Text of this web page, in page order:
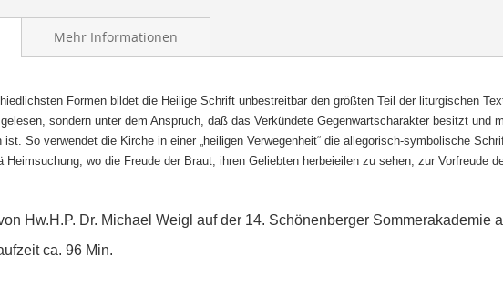
Formen bildet die Heilige Schrift unbestreitbar den größten Teil der liturgischen
sondern unter dem Anspruch, daß das Verkündete Gegenwartscharakter besitzt und
ist. So verwendet die Kirche in einer „heiligen Verwegenheit“ die allegorisch-symbolische
Heimsuchung, wo die Freude der Braut, ihren Geliebten herbeieilen zu sehen, zur Vorfreude
Hw.H.P. Dr. Michael Weigl auf der 14. Schönenberger Sommerakademie
ca. 96 Min.
Mehr Informationen